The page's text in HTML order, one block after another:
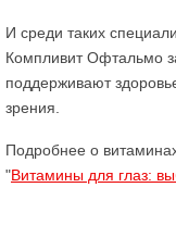
И среди таких
Компливит Офтальмо
поддерживают
зрения.
Подробнее о
"Витамины для глаз: